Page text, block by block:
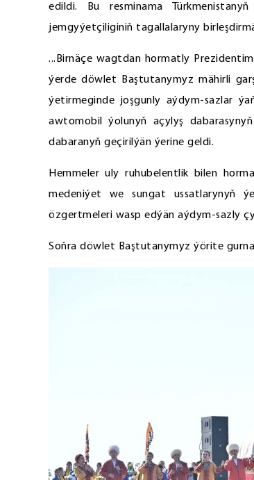
edildi. Bu resminama
jemgyýetçiliginiň tagallalaryny
...Birnäçe wagtdan hormatly
ýerde döwlet Baştutanymyz mähirli
ýetirmeginde joşgunly aýdym-sazlar
awtomobil ýolunyň açylyş
dabaranyň geçirilýän ýerine geldi.
Hemmeler uly ruhubelentlik bilen
medeniýet we sungat ussatlarynyň
özgertmeleri wasp edýän aýdym-sazly
Soňra döwlet Baştutanymyz ýörite